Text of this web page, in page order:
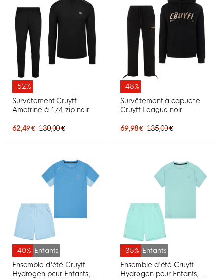
-52%
Survêtement Cruyff
Ametrine à 1/4 zip noir
62,49 € 130,00 €
-48%
Survêtement à capuche
Cruyff League noir
69,98 € 135,00 €
-40% Enfants
Ensemble d'été Cruyff
Hydrogen pour Enfants,
-35% Enfants
Ensemble d'été Cruyff
Hydrogen pour Enfants,